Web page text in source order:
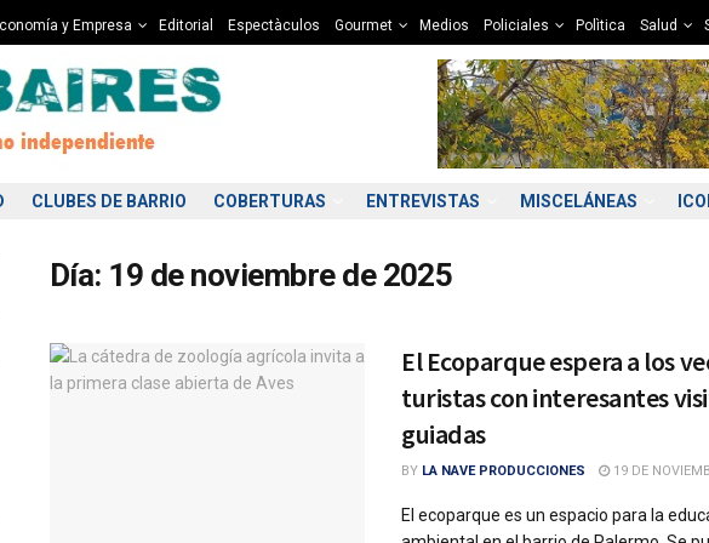
y Empresa Editorial Espectàculos Gourmet Medios Policiales Polìtica Salud
CLUBES DE BARRIO COBERTURAS ENTREVISTAS MISCELÁNEAS
Día: 19 de noviembre de 2025
El Ecoparque espera a los
turistas con interesantes
guiadas
BY LA NAVE PRODUCCIONES 19 DE
El ecoparque es un espacio para la